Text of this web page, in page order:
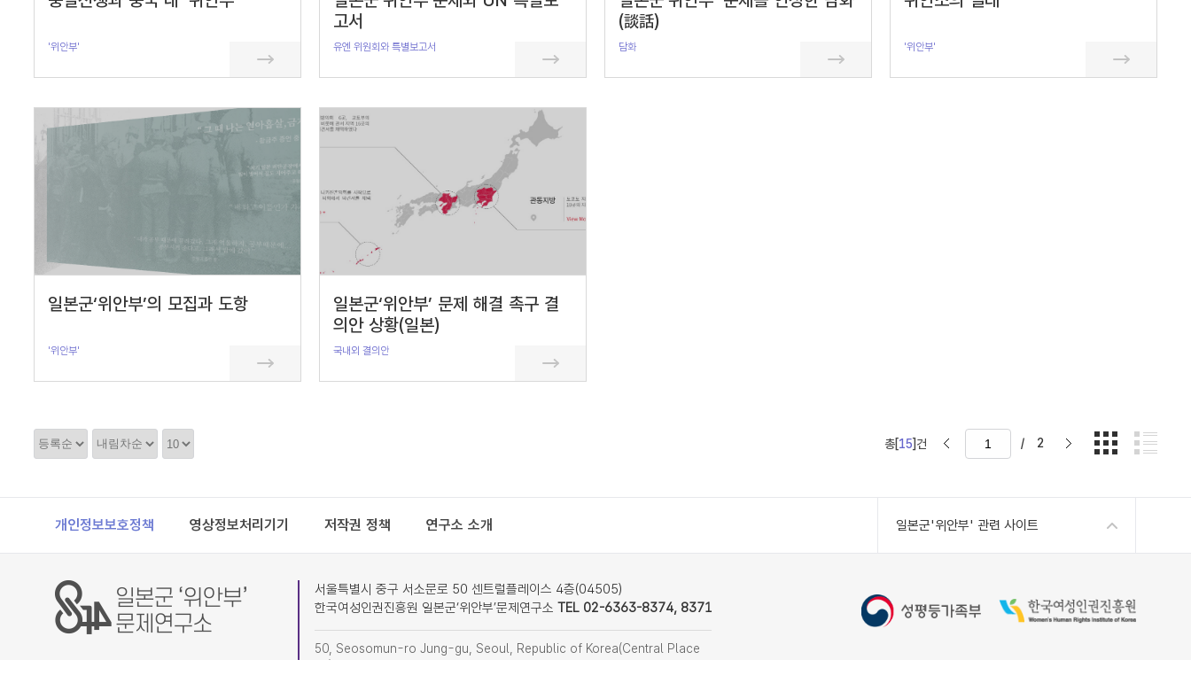
'위안부'
고서
유엔 위원회와 특별보고서
(談話)
담화 '위안부'
일본군‘위안부’의 모집과 도항
'위안부'
일본군‘위안부’ 문제 해결 촉구 결
의안 상황(일본)
국내외 결의안
정
렬
정
렬
순
정
렬
갯
총[15]건 / 2
Footer
개인정보보호정책 영상정보처리기기 저작권 정책 연구소 소개 일본군'위안부' 관련 사이트
서울특별시 중구 서소문로 50 센트럴플레이스 4층(04505)
한국여성인권진흥원 일본군‘위안부’문제연구소 TEL 02-6363-8374, 8371
50, Seosomun-ro Jung-gu, Seoul, Republic of Korea(Central Place